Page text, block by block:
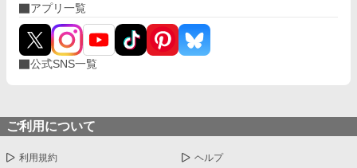
アプリ一覧
公式SNS一覧
ご利用について
利用規約 ヘルプ